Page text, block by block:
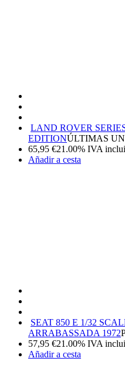
LAND ROVER
EDITIONÚLTIMAS
65,95 €21.00% IVA
Añadir a cesta
SEAT 850 E 1/32
ARRABASSADA 1972
57,95 €21.00% IVA
Añadir a cesta